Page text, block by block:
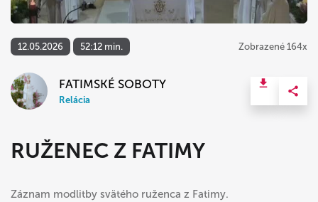
12.05.2026 52:12 min. Zobrazené 164x
FATIMSKÉ SOBOTY
Relácia
RUŽENEC Z FATIMY
Záznam modlitby svätého ruženca z Fatimy.